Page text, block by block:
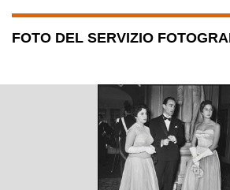
FOTO DEL SERVIZIO